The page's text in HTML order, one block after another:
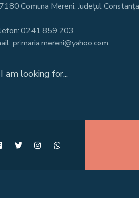
Comuna Mereni, Județul Constanța
0241 859 203
primaria.mereni@yahoo.com